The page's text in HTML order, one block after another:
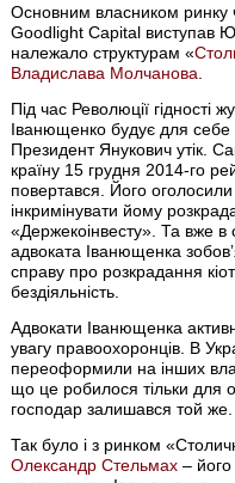
Основним власником ринку
Goodlight Capital виступав
належало структурам «
Владислава Молчанова
Під час Революції гідності
Іванющенко будує для себе
Президент Янукович утік.
країну 15 грудня 2014-го
повертався. Його
інкримінувати йому
«Держекоінвесту». Та вже в
адвоката Іванющенка
справу про розкрадання
бездіяльність.
Адвокати Іванющенка
увагу правоохоронців. В
переоформили на інших
що це робилося тільки для
господар залишався той же.
Так було і з ринком
Олександр Стельмах –